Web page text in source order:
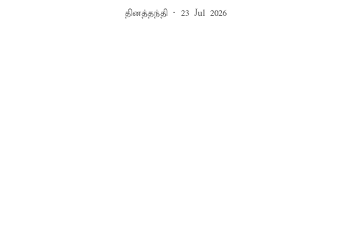
தினத்தந்தி 23 Jul 2026